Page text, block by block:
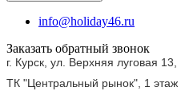
info@holiday46.ru
Заказать обратный звонок
г. Курск, ул. Верхняя луговая 13,
ТК "Центральный рынок", 1 этаж